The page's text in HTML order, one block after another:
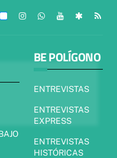
BE POLÍGONO
ENTREVISTAS
ENTREVISTAS
EXPRESS
ENTREVISTAS
HISTÓRICAS